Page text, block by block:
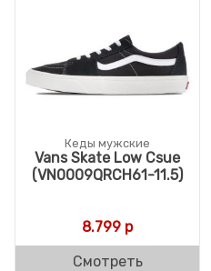
Кеды мужские
Vans Skate Low Csue
(VN0009QRCH61-11.5)
8.799 р
Смотреть